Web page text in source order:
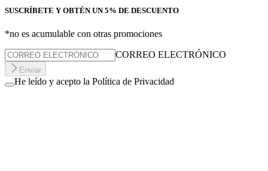
SUSCRÍBETE Y OBTÉN UN 5% DE DESCUENTO
*no es acumulable con otras promociones
CORREO ELECTRÓNICO
Enviar
He leído y acepto la Política de Privacidad